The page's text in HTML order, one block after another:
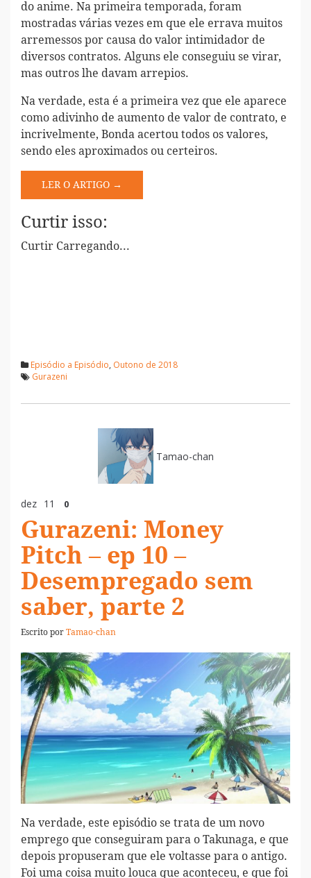
do anime. Na primeira temporada, foram
mostradas várias vezes em que ele errava muitos
arremessos por causa do valor intimidador de
diversos contratos. Alguns ele conseguiu se virar,
mas outros lhe davam arrepios.
Na verdade, esta é a primeira vez que ele aparece
como adivinho de aumento de valor de contrato, e
incrivelmente, Bonda acertou todos os valores,
sendo eles aproximados ou certeiros.
LER O ARTIGO →
Curtir isso:
Curtir Carregando...
Episódio a Episódio, Outono de 2018
Gurazeni
Tamao-chan
dez 11 0
Gurazeni: Money
Pitch – ep 10 –
Desempregado sem
saber, parte 2
Escrito porTamao-chan
Na verdade, este episódio se trata de um novo
emprego que conseguiram para o Takunaga, e que
depois propuseram que ele voltasse para o antigo.
Foi uma coisa muito louca que aconteceu, e que foi